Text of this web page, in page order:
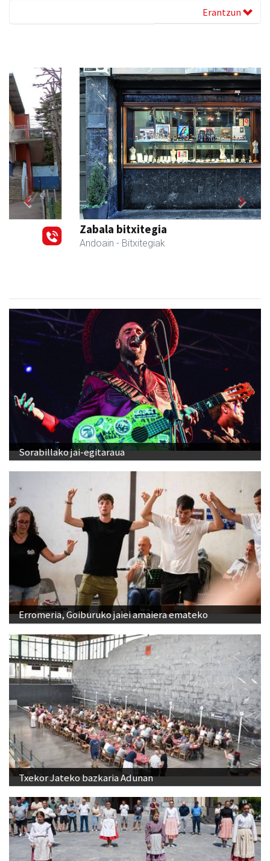
Erantzun
Zabala bitxitegia
Andoain - Bitxitegiak
Previous Next
Sorabillako jai-egitaraua
Erromeria, Goiburuko jaiei amaiera emateko
Txekor Jateko bazkaria Adunan